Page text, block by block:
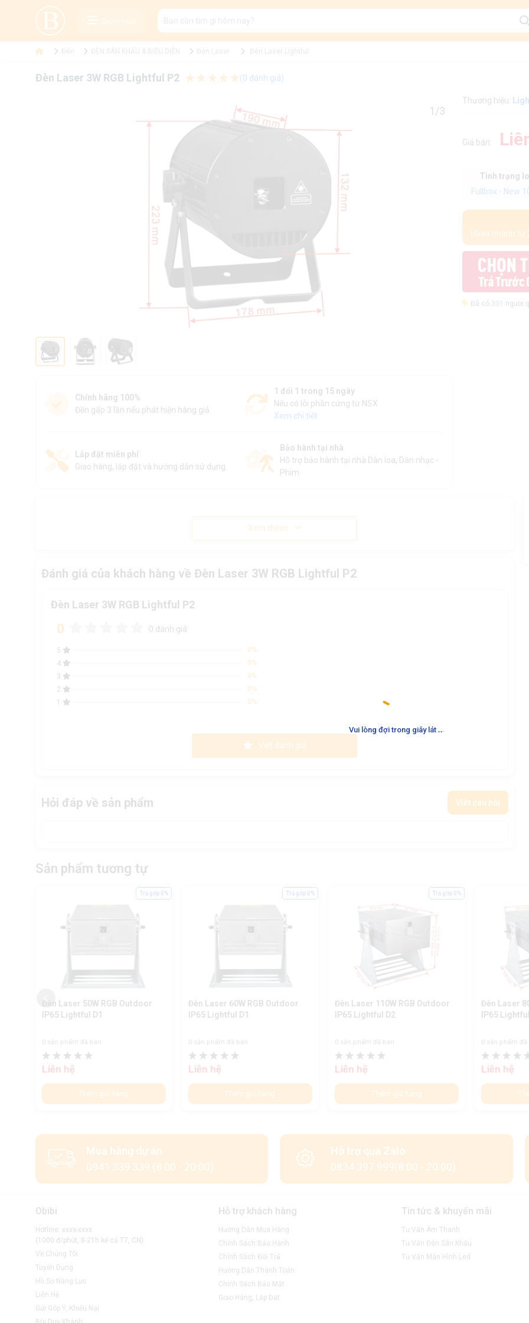
Vui lòng đợi trong giây lát ...
Danh mục
Đèn Laser 3W RGB Lightful P2 (0 đánh giá)
1/3
Chính hãng 100%
Đền gấp 3 lần nếu phát hiện hàng giả
1 đổi 1 trong 15 ngày
Nếu có lỗi phần cứng từ NSX
Xem chi tiết
Lắp đặt miễn phí
Giao hàng, lắp đặt và hướng dẫn sử dụng.
Bảo hành tại nhà
Hỗ trợ bảo hành tại nhà Dàn loa, Dàn nhạc -
Phim
Thương hiệu:
Giá bán:
Tình trạng
Fullbox - New
(Giao nhanh từ
Đã có 331 người
Xem thêm
Đánh giá của khách hàng về Đèn Laser 3W RGB Lightful P2
Đèn Laser 3W RGB Lightful P2
0 0 đánh giá
5
0%
4
0%
3
0%
2
0%
1
0%
Viết đánh giá
Hỏi đáp về sản phẩm Viết câu hỏi
Sản phẩm tương tự
Đèn Laser 50W RGB Outdoor
IP65 Lightful D1
0 sản phẩm đã bán
Liên hệ
Thêm giỏ hàng
Trả góp 0%
Đèn Laser 60W RGB Outdoor
IP65 Lightful D1
0 sản phẩm đã bán
Liên hệ
Thêm giỏ hàng
Trả góp 0%
Đèn Laser 110W RGB Outdoor
IP65 Lightful D2
0 sản phẩm đã bán
Liên hệ
Thêm giỏ hàng
Trả góp 0%
Đèn Laser
IP65
0 sản phẩm đã
Liên hệ
Mua hàng dự án
0941 339 339 (8:00 - 20:00)
Hỗ trợ qua Zalo
0834 397 999(8:00 - 20:00)
Obibi
Hotline: xxxx-xxxx
(1000 đ/phút, 8-21h kể cả T7, CN)
Về Chúng Tôi
Tuyển Dụng
Hồ Sơ Năng Lực
Liên Hệ
Gửi Góp Ý, Khiếu Nại
Hỗ trợ khách hàng
Hướng Dẫn Mua Hàng
Chính Sách Bảo Hành
Chính Sách Đổi Trả
Hướng Dẫn Thanh Toán
Chính Sách Bảo Mật
Giao Hàng, Lắp Đặt
Tin tức & khuyến mãi
Tư Vấn Âm Thanh
Tư Vấn Đèn Sân Khấu
Tư Vấn Màn Hình Led